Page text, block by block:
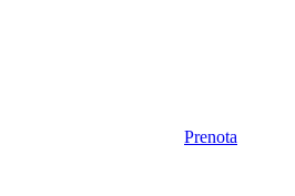
Prenota